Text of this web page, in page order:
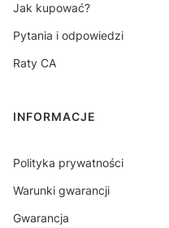
Jak kupować?
Pytania i odpowiedzi
Raty CA
INFORMACJE
Polityka prywatności
Warunki gwarancji
Gwarancja